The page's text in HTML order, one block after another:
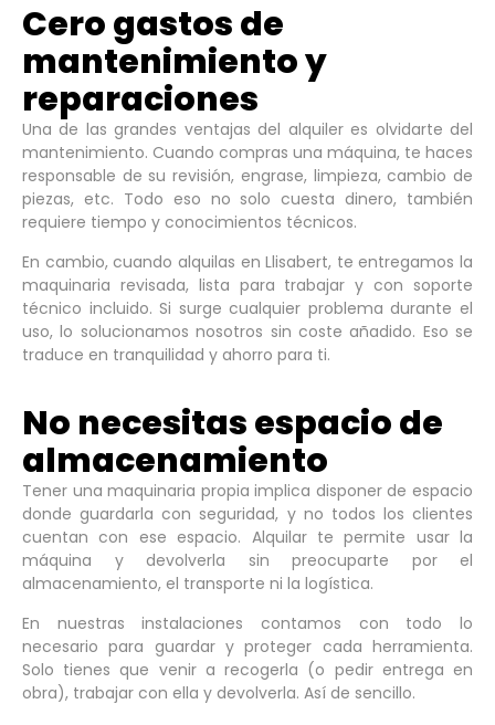
Cero gastos de
mantenimiento y
reparaciones
Una de las grandes ventajas del alquiler es olvidarte del
mantenimiento. Cuando compras una máquina, te haces
responsable de su revisión, engrase, limpieza, cambio de
piezas, etc. Todo eso no solo cuesta dinero, también
requiere tiempo y conocimientos técnicos.
En cambio, cuando alquilas en Llisabert, te entregamos la
maquinaria revisada, lista para trabajar y con soporte
técnico incluido. Si surge cualquier problema durante el
uso, lo solucionamos nosotros sin coste añadido. Eso se
traduce en tranquilidad y ahorro para ti.
No necesitas espacio de
almacenamiento
Tener una maquinaria propia implica disponer de espacio
donde guardarla con seguridad, y no todos los clientes
cuentan con ese espacio. Alquilar te permite usar la
máquina y devolverla sin preocuparte por el
almacenamiento, el transporte ni la logística.
En nuestras instalaciones contamos con todo lo
necesario para guardar y proteger cada herramienta.
Solo tienes que venir a recogerla (o pedir entrega en
obra), trabajar con ella y devolverla. Así de sencillo.